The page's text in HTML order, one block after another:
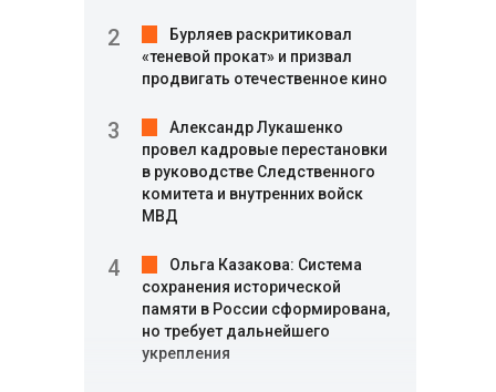
Бурляев раскритиковал
«теневой прокат» и призвал
продвигать отечественное кино
Александр Лукашенко
провел кадровые перестановки
в руководстве Следственного
комитета и внутренних войск
МВД
Ольга Казакова: Система
сохранения исторической
памяти в России сформирована,
но требует дальнейшего
укрепления